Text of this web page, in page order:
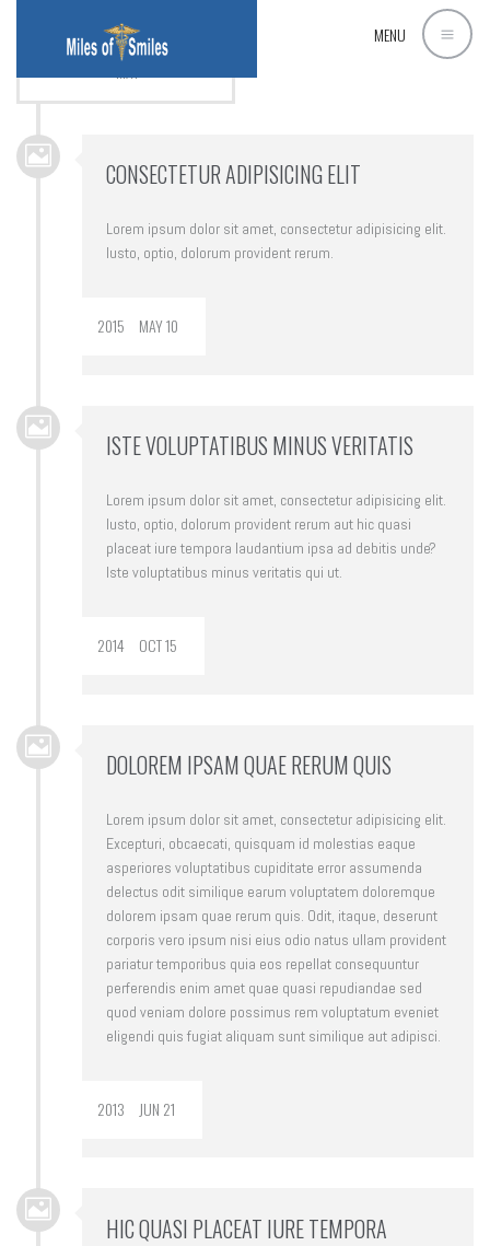
MENU
START COMPANY
CONSECTETUR ADIPISICING ELIT
Lorem ipsum dolor sit amet, consectetur adipisicing elit.
Iusto, optio, dolorum provident rerum.
2015 MAY 10
ISTE VOLUPTATIBUS MINUS VERITATIS
Lorem ipsum dolor sit amet, consectetur adipisicing elit.
Iusto, optio, dolorum provident rerum aut hic quasi
placeat iure tempora laudantium ipsa ad debitis unde?
Iste voluptatibus minus veritatis qui ut.
2014 OCT 15
DOLOREM IPSAM QUAE RERUM QUIS
Lorem ipsum dolor sit amet, consectetur adipisicing elit.
Excepturi, obcaecati, quisquam id molestias eaque
asperiores voluptatibus cupiditate error assumenda
delectus odit similique earum voluptatem doloremque
dolorem ipsam quae rerum quis. Odit, itaque, deserunt
corporis vero ipsum nisi eius odio natus ullam provident
pariatur temporibus quia eos repellat consequuntur
perferendis enim amet quae quasi repudiandae sed
quod veniam dolore possimus rem voluptatum eveniet
eligendi quis fugiat aliquam sunt similique aut adipisci.
2013 JUN 21
HIC QUASI PLACEAT IURE TEMPORA